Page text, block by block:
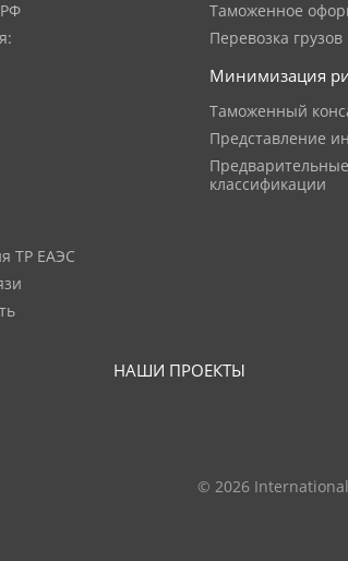
ТР ЕАЭС
Таможенное
Перевозка грузов
Минимизация
Таможенный
Представление
классификации
НАШИ ПРОЕКТЫ
© 2026